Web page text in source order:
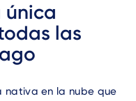
única
las
nativa en la nube que